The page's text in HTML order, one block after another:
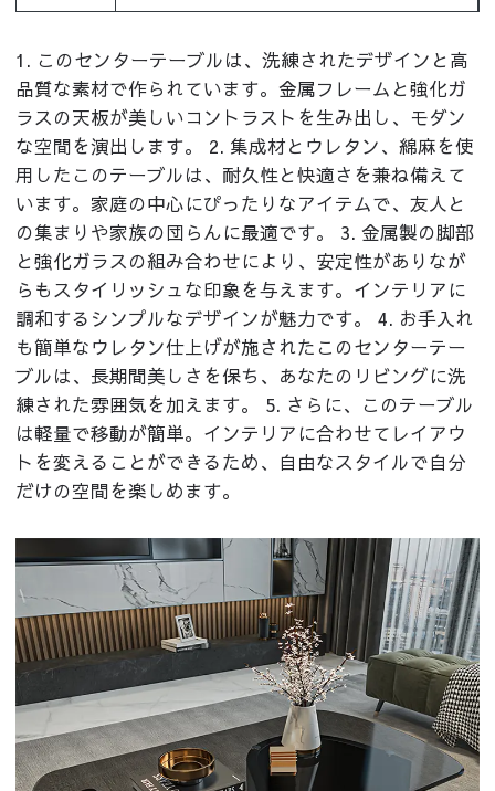
1. このセンターテーブルは、洗練されたデザインと高
品質な素材で作られています。金属フレームと強化ガ
ラスの天板が美しいコントラストを生み出し、モダン
な空間を演出します。 2. 集成材とウレタン、綿麻を使
用したこのテーブルは、耐久性と快適さを兼ね備えて
います。家庭の中心にぴったりなアイテムで、友人と
の集まりや家族の団らんに最適です。 3. 金属製の脚部
と強化ガラスの組み合わせにより、安定性がありなが
らもスタイリッシュな印象を与えます。インテリアに
調和するシンプルなデザインが魅力です。 4. お手入れ
も簡単なウレタン仕上げが施されたこのセンターテー
ブルは、長期間美しさを保ち、あなたのリビングに洗
練された雰囲気を加えます。 5. さらに、このテーブル
は軽量で移動が簡単。インテリアに合わせてレイアウ
トを変えることができるため、自由なスタイルで自分
だけの空間を楽しめます。